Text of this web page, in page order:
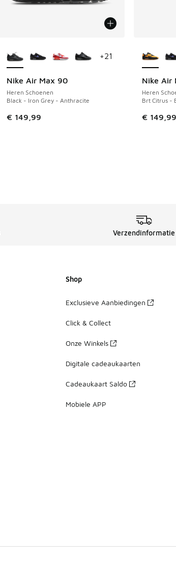
Nike Air Max 90
Heren Schoenen
Black - Iron Grey - Anthracite
€ 149,99
+21
Nike Air
Heren
Brt Citrus -
€ 149,99
Verzendinformatie
Shop
Exclusieve Aanbiedingen
Click & Collect
Onze Winkels
Digitale cadeaukaarten
Cadeaukaart Saldo
Mobiele APP